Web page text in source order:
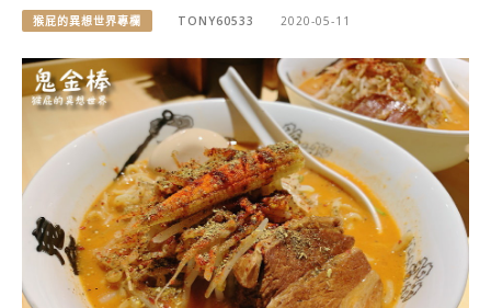
猴屁的異想世界專欄 TONY60533 2020-05-11